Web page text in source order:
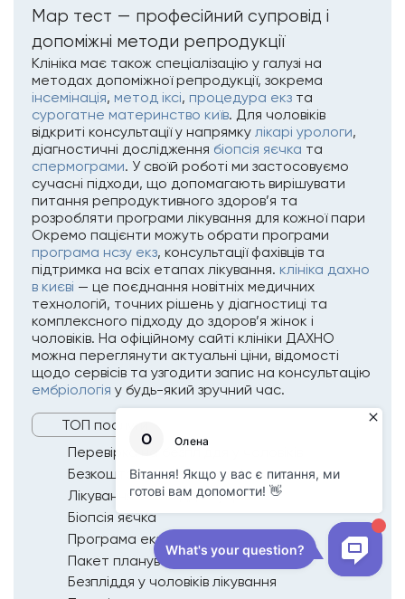
Мар тест — професійний супровід і
допоміжні методи репродукції
Клініка має також спеціалізацію у галузі на
методах допоміжної репродукції, зокрема
інсемінація, метод іксі, процедура екз та
сурогатне материнство київ. Для чоловіків
відкриті консультації у напрямку лікарі урологи,
діагностичні дослідження біопсія яєчка та
спермограми. У своїй роботі ми застосовуємо
сучасні підходи, що допомагають вирішувати
питання репродуктивного здоров’я та
розробляти програми лікування для кожної пари
Окремо пацієнти можуть обрати програми
програма нсзу екз, консультації фахівців та
підтримка на всіх етапах лікування. клініка дахно
в києві — це поєднання новітніх медичних
технологій, точних рішень у діагностиці та
комплексного підходу до здоров’я жінок і
чоловіків. На офіційному сайті клініки ДАХНО
можна переглянути актуальні ціни, відомості
щодо сервісів та узгодити запис на консультацію
ембріологія у будь-який зручний час.
ТОП послуги
Перевірка на безпліддя у чоловіків
Безкоштовне екз в україні
Лікування безпліддя в україні
Біопсія яєчка
Програма екз
Пакет планування вагітності
Безпліддя у чоловіків лікування